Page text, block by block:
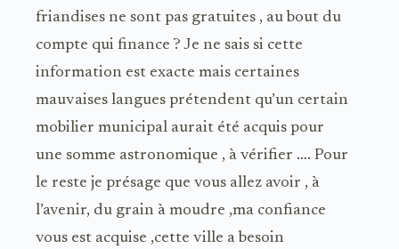
friandises ne sont pas gratuites , au bout du
compte qui finance ? Je ne sais si cette
information est exacte mais certaines
mauvaises langues prétendent qu’un certain
mobilier municipal aurait été acquis pour
une somme astronomique , à vérifier …. Pour
le reste je présage que vous allez avoir , à
l’avenir, du grain à moudre ,ma confiance
vous est acquise ,cette ville a besoin